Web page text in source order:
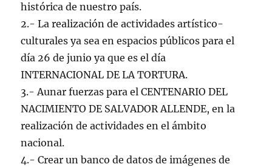
histórica de nuestro país.
2.- La realización de actividades artístico-
culturales ya sea en espacios públicos para el
día 26 de junio ya que es el día
INTERNACIONAL DE LA TORTURA.
3.- Aunar fuerzas para el CENTENARIO DEL
NACIMIENTO DE SALVADOR ALLENDE, en la
realización de actividades en el ámbito
nacional.
4.- Crear un banco de datos de imágenes de